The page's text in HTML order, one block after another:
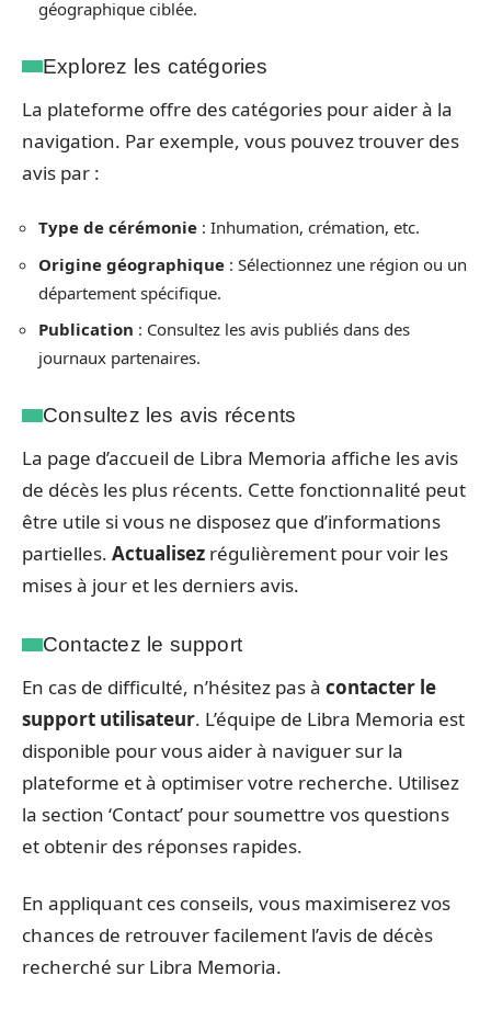
géographique ciblée.
Explorez les catégories
La plateforme offre des catégories pour aider à la
navigation. Par exemple, vous pouvez trouver des
avis par :
Type de cérémonie : Inhumation, crémation, etc.
Origine géographique : Sélectionnez une région ou un
département spécifique.
Publication : Consultez les avis publiés dans des
journaux partenaires.
Consultez les avis récents
La page d’accueil de Libra Memoria affiche les avis
de décès les plus récents. Cette fonctionnalité peut
être utile si vous ne disposez que d’informations
partielles. Actualisez régulièrement pour voir les
mises à jour et les derniers avis.
Contactez le support
En cas de difficulté, n’hésitez pas à contacter le
support utilisateur. L’équipe de Libra Memoria est
disponible pour vous aider à naviguer sur la
plateforme et à optimiser votre recherche. Utilisez
la section ‘Contact’ pour soumettre vos questions
et obtenir des réponses rapides.
En appliquant ces conseils, vous maximiserez vos
chances de retrouver facilement l’avis de décès
recherché sur Libra Memoria.